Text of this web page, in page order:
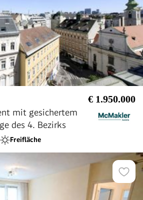
€ 1.950.000
mit gesichertem
des 4. Bezirks
Freifläche